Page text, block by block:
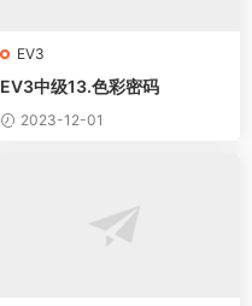
EV3
EV3中级13.色彩密码
2023-12-01